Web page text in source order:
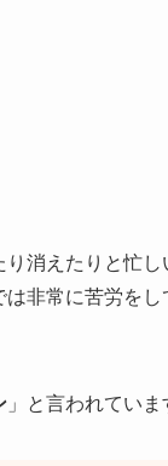
り消えたりと忙し
非常に苦労を
」と言われていま